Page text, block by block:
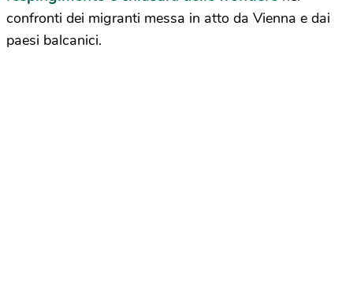
confronti dei migranti messa in atto da Vienna e dai
paesi balcanici.